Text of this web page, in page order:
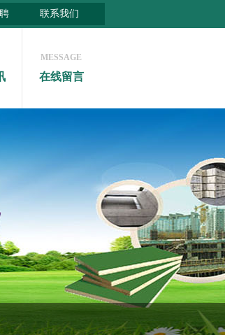
联系我们
MESSAGE
在线留言